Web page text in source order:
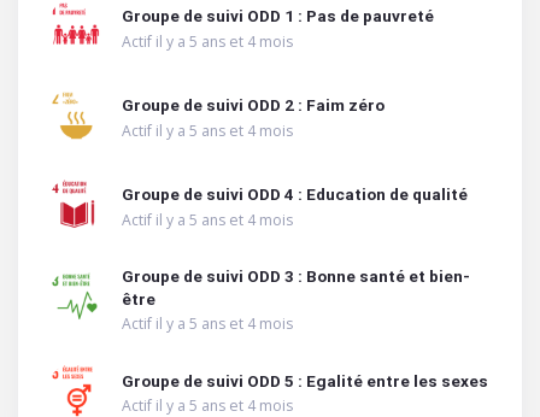
Groupe de suivi ODD 1 : Pas de pauvreté
Actif il y a 5 ans et 4 mois
Groupe de suivi ODD 2 : Faim zéro
Actif il y a 5 ans et 4 mois
Groupe de suivi ODD 4 : Education de qualité
Actif il y a 5 ans et 4 mois
Groupe de suivi ODD 3 : Bonne santé et bien-
être
Actif il y a 5 ans et 4 mois
Groupe de suivi ODD 5 : Egalité entre les sexes
Actif il y a 5 ans et 4 mois